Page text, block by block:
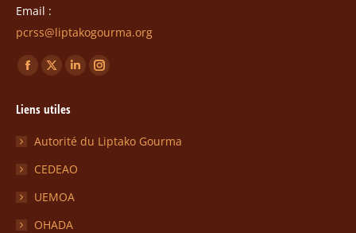
Email :
pcrss@liptakogourma.org
Trouvez nous sur :
La
Facebook
s'ouvre
une
nouvelle
fenêtre
La
X
s'ouvre
une
nouvelle
fenêtre
La
s'ouvre
une
nouvelle
La
s'ouvre
Liens utiles
Autorité du Liptako Gourma
CEDEAO
UEMOA
OHADA